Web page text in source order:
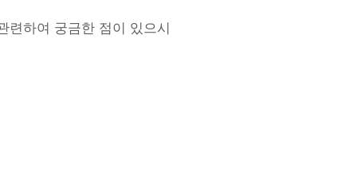
련하여 궁금한 점이 있으시